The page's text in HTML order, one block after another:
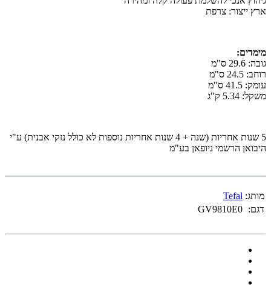
ארץ ייצור: צרפת
מימדים:
גובה: 29.6 ס"מ
רוחב: 24.5 ס"מ
עומק: 41.5 ס"מ
משקל: 5.34 ק"ג
5 שנות אחריות (שנה + 4 שנות אחריות נוספות לא כולל נזקי אבנית) ע"י
היבואן הרשמי ניופאן בע"מ
מותג: Tefal
דגם: GV9810E0